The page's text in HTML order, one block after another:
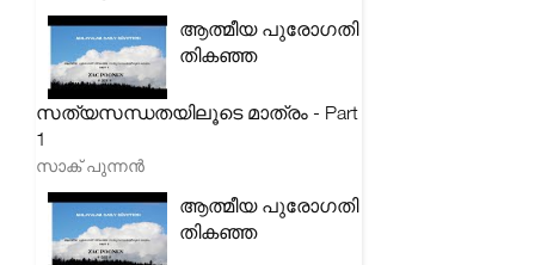
ആത്മീയ പുരോഗതി
തികഞ്ഞ
സത്യസന്ധതയിലൂടെ മാത്രം - Part
1
സാക് പുന്നൻ
ആത്മീയ പുരോഗതി
തികഞ്ഞ